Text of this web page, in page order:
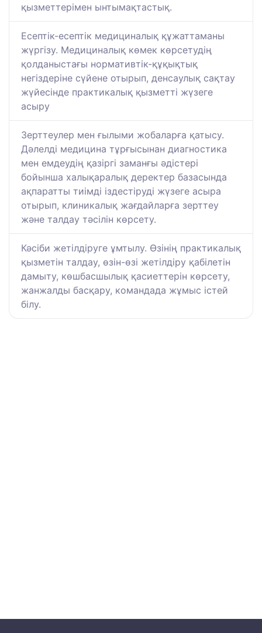
қызметтерімен ынтымақтастық.
Есептік-есептік медициналық құжаттаманы
жүргізу. Медициналық көмек көрсетудің
қолданыстағы нормативтік-құқықтық
негіздеріне сүйене отырып, денсаулық сақтау
жүйесінде практикалық қызметті жүзеге
асыру
Зерттеулер мен ғылыми жобаларға қатысу.
Дәлелді медицина тұрғысынан диагностика
мен емдеудің қазіргі заманғы әдістері
бойынша халықаралық деректер базасында
ақпаратты тиімді іздестіруді жүзеге асыра
отырып, клиникалық жағдайларға зерттеу
және талдау тәсілін көрсету.
Кәсіби жетілдіруге ұмтылу. Өзінің практикалық
қызметін талдау, өзін-өзі жетілдіру қабілетін
дамыту, көшбасшылық қасиеттерін көрсету,
жанжалды басқару, командада жұмыс істей
білу.